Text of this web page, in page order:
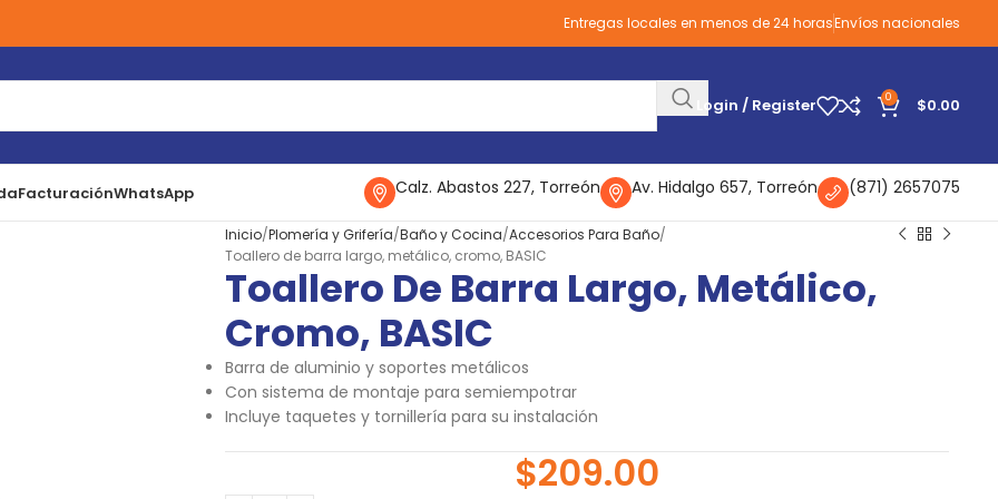
Entregas locales en menos de 24 horasEnvíos nacionales
Login / Register 0 $0.00
FacturaciónWhatsApp Calz. Abastos 227, Torreón Av. Hidalgo 657, Torreón (871) 2657075
Inicio Plomería y Grifería Baño y Cocina Accesorios Para Baño
Toallero de barra largo, metálico, cromo, BASIC
Toallero De Barra Largo, Metálico,
Cromo, BASIC
Barra de aluminio y soportes metálicos
Con sistema de montaje para semiempotrar
Incluye taquetes y tornillería para su instalación
$209.00